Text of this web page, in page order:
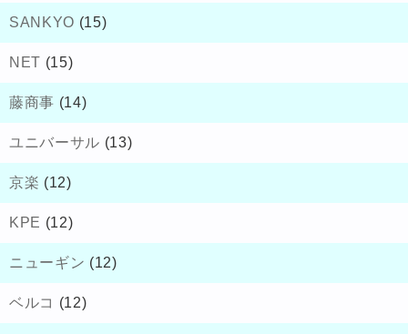
SANKYO (15)
NET (15)
藤商事 (14)
ユニバーサル (13)
京楽 (12)
KPE (12)
ニューギン (12)
ベルコ (12)